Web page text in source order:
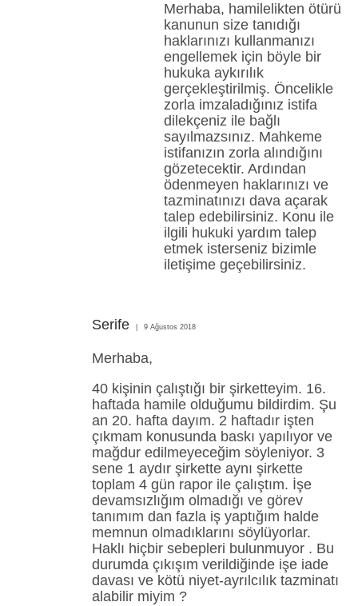
Merhaba, hamilelikten ötürü
kanunun size tanıdığı
haklarınızı kullanmanızı
engellemek için böyle bir
hukuka aykırılık
gerçekleştirilmiş. Öncelikle
zorla imzaladığınız istifa
dilekçeniz ile bağlı
sayılmazsınız. Mahkeme
istifanızın zorla alındığını
gözetecektir. Ardından
ödenmeyen haklarınızı ve
tazminatınızı dava açarak
talep edebilirsiniz. Konu ile
ilgili hukuki yardım talep
etmek isterseniz bizimle
iletişime geçebilirsiniz.
Serife 9 Ağustos 2018
Merhaba,
40 kişinin çalıştığı bir şirketteyim. 16.
haftada hamile olduğumu bildirdim. Şu
an 20. hafta dayım. 2 haftadır işten
çıkmam konusunda baskı yapılıyor ve
mağdur edilmeyeceğim söyleniyor. 3
sene 1 aydır şirkette aynı şirkette
toplam 4 gün rapor ile çalıştım. İşe
devamsızlığım olmadığı ve görev
tanımım dan fazla iş yaptığım halde
memnun olmadıklarını söylüyorlar.
Haklı hiçbir sebepleri bulunmuyor . Bu
durumda çıkışım verildiğinde işe iade
davası ve kötü niyet-ayrılcılık tazminatı
alabilir miyim ?